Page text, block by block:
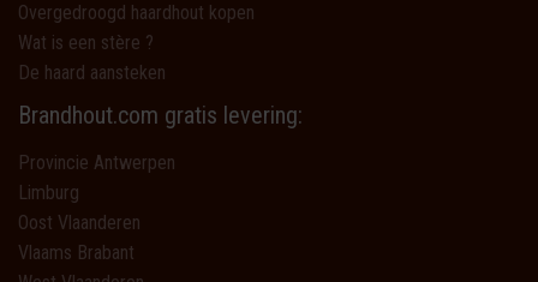
Overgedroogd haardhout kopen
Wat is een stère ?
De haard aansteken
Brandhout.com gratis levering:
Provincie Antwerpen
Limburg
Oost Vlaanderen
Vlaams Brabant